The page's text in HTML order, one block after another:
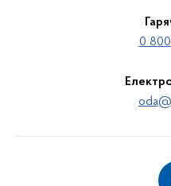
0